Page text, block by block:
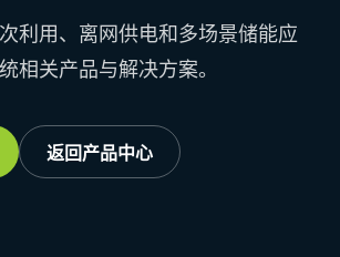
利用、离网供电和多场景储能应
相关产品与解决方案。
返回产品中心